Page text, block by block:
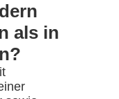
als in